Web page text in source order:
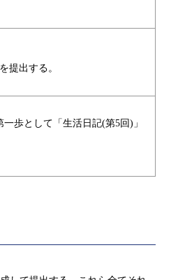
提出する。
歩として「生活日記(第5回)」